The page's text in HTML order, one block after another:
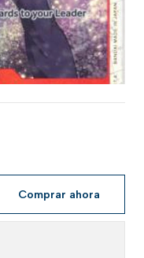
Comprar ahora